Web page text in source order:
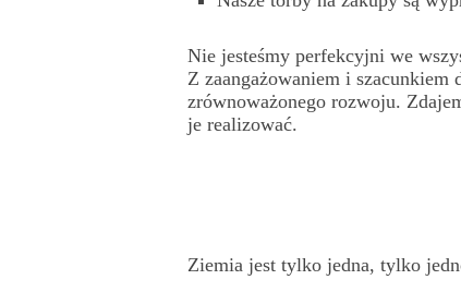
Nie jesteśmy perfekcyjni we
Z zaangażowaniem i szacunkiem
zrównoważonego rozwoju.
je realizować.
Ziemia jest tylko jedna, tylko